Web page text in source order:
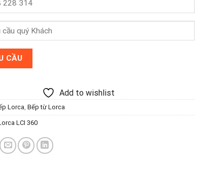
Add to wishlist
Lorca, Bếp từ Lorca
LCI 360